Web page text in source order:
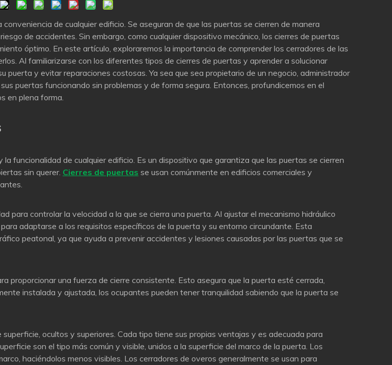
de cualquier edificio. Se aseguran de que las puertas se cierren de manera
de accidentes. Sin embargo, como cualquier dispositivo mecánico, los cierres de puertas
óptimo. En este artículo, exploraremos la importancia de comprender los cerradores de las
Al familiarizarse con los diferentes tipos de cierres de puertas y aprender a solucionar
puerta y evitar reparaciones costosas. Ya sea que sea propietario de un negocio, administrador
puertas funcionando sin problemas y de forma segura. Entonces, profundicemos en el
en plena forma.
funcionalidad de cualquier edificio. Es un dispositivo que garantiza que las puertas se cierren
sin querer. Cierres de puertas se usan comúnmente en edificios comerciales y
para controlar la velocidad a la que se cierra una puerta. Al ajustar el mecanismo hidráulico
adaptarse a los requisitos específicos de la puerta y su entorno circundante. Esta
peatonal, ya que ayuda a prevenir accidentes y lesiones causadas por las puertas que se
proporcionar una fuerza de cierre consistente. Esto asegura que la puerta esté cerrada,
instalada y ajustada, los ocupantes pueden tener tranquilidad sabiendo que la puerta se
ocultos y superiores. Cada tipo tiene sus propias ventajas y es adecuada para
son el tipo más común y visible, unidos a la superficie del marco de la puerta. Los
haciéndolos menos visibles. Los cerradores de overos generalmente se usan para